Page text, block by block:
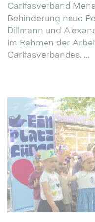
Caritasverband
Behinderung neue
Dillmann und
im Rahmen der
Caritasverbandes. ...